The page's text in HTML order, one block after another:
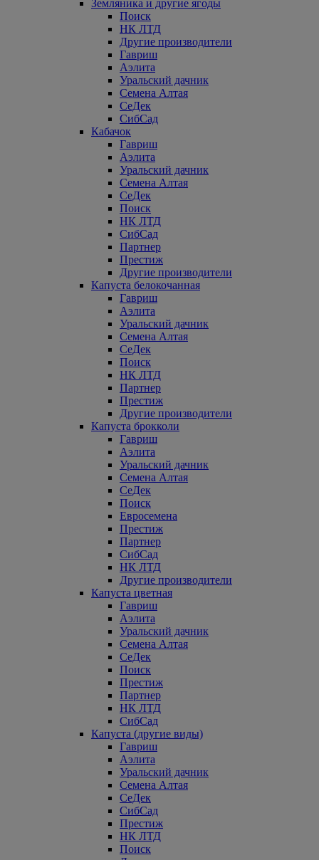
Земляника и другие ягоды
Поиск
НК ЛТД
Другие производители
Гавриш
Аэлита
Уральский дачник
Семена Алтая
СеДек
СибСад
Кабачок
Гавриш
Аэлита
Уральский дачник
Семена Алтая
СеДек
Поиск
НК ЛТД
СибСад
Партнер
Престиж
Другие производители
Капуста белокочанная
Гавриш
Аэлита
Уральский дачник
Семена Алтая
СеДек
Поиск
НК ЛТД
Партнер
Престиж
Другие производители
Капуста брокколи
Гавриш
Аэлита
Уральский дачник
Семена Алтая
СеДек
Поиск
Евросемена
Престиж
Партнер
СибСад
НК ЛТД
Другие производители
Капуста цветная
Гавриш
Аэлита
Уральский дачник
Семена Алтая
СеДек
Поиск
Престиж
Партнер
НК ЛТД
СибСад
Капуста (другие виды)
Гавриш
Аэлита
Уральский дачник
Семена Алтая
СеДек
СибСад
Престиж
НК ЛТД
Поиск